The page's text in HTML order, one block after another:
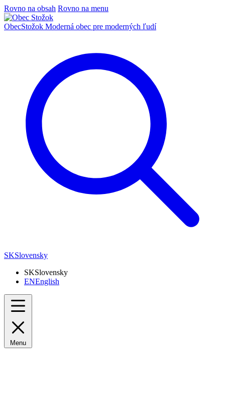
Rovno na obsah Rovno na menu
ObecStožok Moderná obec pre moderných ľudí
SKSlovensky
SKSlovensky
ENEnglish
Menu